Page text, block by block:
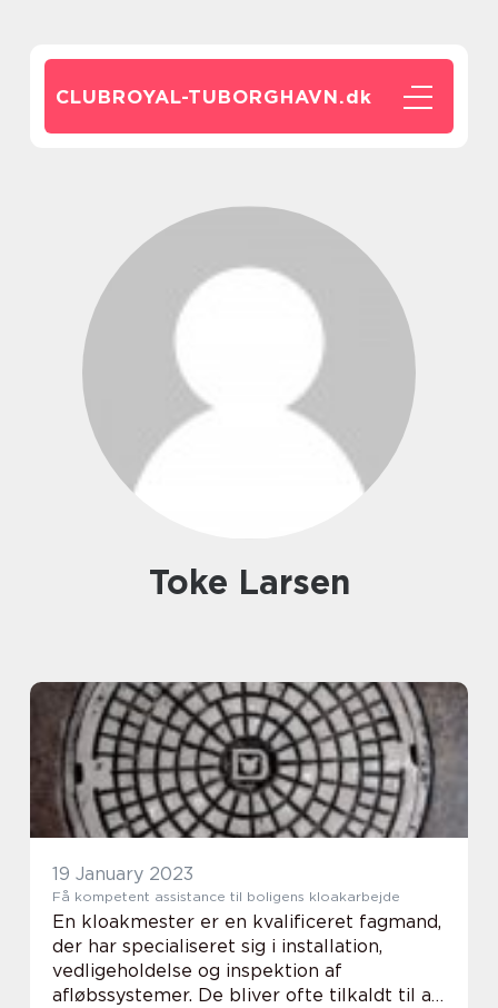
CLUBROYAL-TUBORGHAVN.dk
Toke Larsen
19 January 2023
Få kompetent assistance til boligens kloakarbejde
En kloakmester er en kvalificeret fagmand,
der har specialiseret sig i installation,
vedligeholdelse og inspektion af
afløbssystemer. De bliver ofte tilkaldt til at